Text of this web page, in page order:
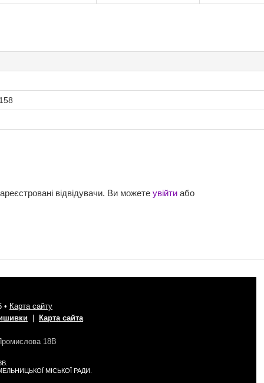
відвідувачи. Ви можете увійти або
• Карта сайту
Карта сайта
18В
МІСЬКОЇ РАДИ.